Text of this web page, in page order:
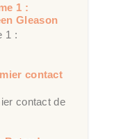
1 :
Gleason
1 :
contact
contact de